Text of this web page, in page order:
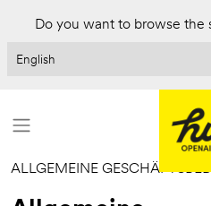
Do you want to browse the
ALLGEMEINE